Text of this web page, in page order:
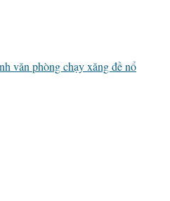
văn phòng chạy xăng đề nổ